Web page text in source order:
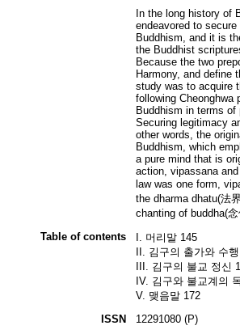
In the long history of
endeavored to
Buddhism, and it is
the Buddhist
Because the two
Harmony, and define
study was to acquire
following
Buddhism in terms
Securing legitimacy
other words, the
Buddhism, which
a pure mind that is
action, vipassana
law was one form,
the dharma dhatu(法
chanting of buddha(
Table of contents
I. 머리말 145
II. 김구의 출가와 수
III. 김구의 불교 정신
IV. 김구와 불교계의
V. 맺음말 172
ISSN
12291080 (P)